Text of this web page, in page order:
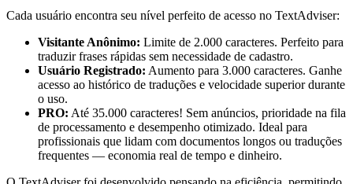
Cada usuário encontra seu nível perfeito de acesso no TextAdviser:
Visitante Anônimo: Limite de 2.000 caracteres. Perfeito para
traduzir frases rápidas sem necessidade de cadastro.
Usuário Registrado: Aumento para 3.000 caracteres. Ganhe
acesso ao histórico de traduções e velocidade superior durante
o uso.
PRO: Até 35.000 caracteres! Sem anúncios, prioridade na fila
de processamento e desempenho otimizado. Ideal para
profissionais que lidam com documentos longos ou traduções
frequentes — economia real de tempo e dinheiro.